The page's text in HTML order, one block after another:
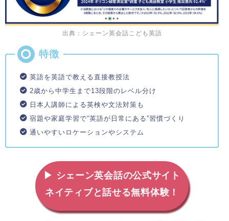
出典：シェーン英会話こども英語
英語を英語で教える直接教授法
2歳から中学生まで13段階のレベル分け
日本人講師による英検や文法対策も
宿題や家庭学習で“英語が日常にある”習慣づくり
通いやすいロケーションやシステム
▶ シェーン英会話の公式サイト
ネイティブと話せる無料体験！